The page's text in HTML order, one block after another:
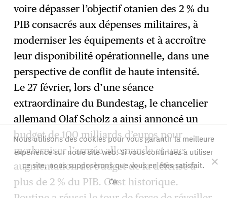
voire dépasser l’objectif otanien des 2 % du
PIB consacrés aux dépenses militaires, à
moderniser les équipements et à accroître
leur disponibilité opérationnelle, dans une
perspective de conflit de haute intensité.
Le 27 février, lors d’une séance
extraordinaire du Bundestag, le chancelier
allemand Olaf Scholz a ainsi annoncé un
budget de 100 milliards d’euros pour
moderniser l’armée allemande et une
augmentation du budget de la défense à
plus de 2 % du PIB. C’est historique.
Nous utilisons des cookies pour vous garantir la meilleure
expérience sur notre site web. Si vous continuez à utiliser
ce site, nous supposerons que vous en êtes satisfait.
Ok